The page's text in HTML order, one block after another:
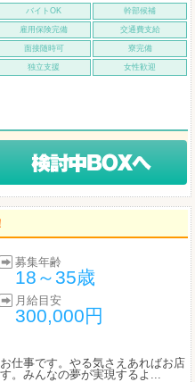
バイトOK 幹部候補
雇用保険完備 交通費支給
面接随時可 寮完備
独立支援 女性歓迎
募集年齢
18～35歳
月給目安
300,000円
仕事です。やる気さえあればお店
。みんなの夢が実現するよ...